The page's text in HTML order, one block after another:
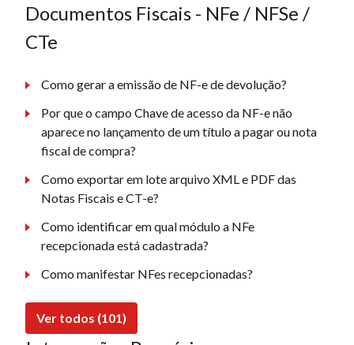
Documentos Fiscais - NFe / NFSe /
CTe
Como gerar a emissão de NF-e de devolução?
Por que o campo Chave de acesso da NF-e não
aparece no lançamento de um título a pagar ou nota
fiscal de compra?
Como exportar em lote arquivo XML e PDF das
Notas Fiscais e CT-e?
Como identificar em qual módulo a NFe
recepcionada está cadastrada?
Como manifestar NFes recepcionadas?
Ver todos (101)